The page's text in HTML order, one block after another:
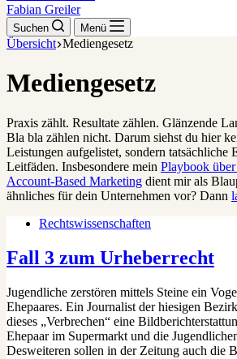
Fabian Greiler
Suchen Menü
Übersicht Mediengesetz
Mediengesetz
Praxis zählt. Resultate zählen. Glänzende
Bla bla zählen nicht. Darum siehst du hier
Leistungen aufgelistet, sondern tatsächliche
Leitfäden. Insbesondere mein Playbook
Account-Based Marketing dient mir als
ähnliches für dein Unternehmen vor? Dann
Rechtswissenschaften
Fall 3 zum Urheberrecht
Jugendliche zerstören mittels Steine ein
Ehepaares. Ein Journalist der hiesigen
dieses „Verbrechen“ eine
Ehepaar im Supermarkt und die
Desweiteren sollen in der Zeitung auch die